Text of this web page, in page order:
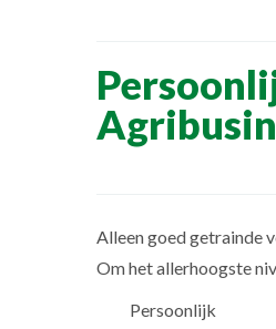
Alleen goed getrainde
Om het allerhoogste
Persoonlijk